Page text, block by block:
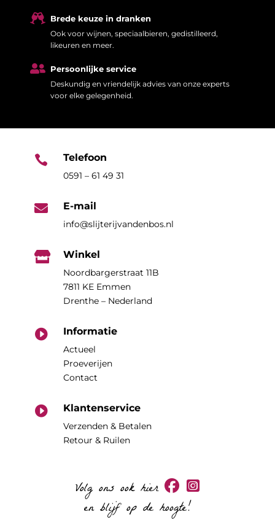
 Brede keuze in dranken
Ook voor wijnen, speciaalbieren, gedistilleerd,
likeuren en meer.
 Persoonlijke service
Deskundig en vriendelijk advies van onze experts
voor elke gelegenheid.
 Telefoon
0591 – 61 49 31
 E-mail
info@slijterijvandenbos.nl
 Winkel
Noordbargerstraat 11B
7811 KE Emmen
Drenthe – Nederland
 Informatie
Actueel
Proeverijen
Contact
 Klantenservice
Verzenden & Betalen
Retour & Ruilen
Volg ons ook hier
en blijf op de hoogte!